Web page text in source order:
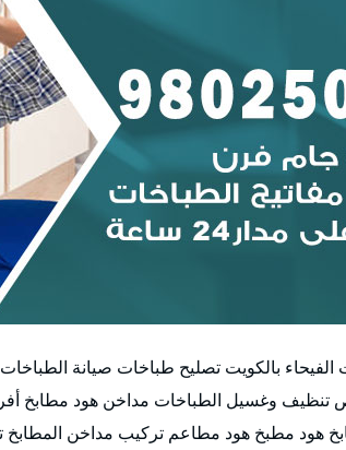
بالكويت تصليح طباخات صيانة
تنظيف وغسيل الطباخات مداخن هود مطابخ
هود مطبخ هود مطاعم تركيب مداخن المطابخ